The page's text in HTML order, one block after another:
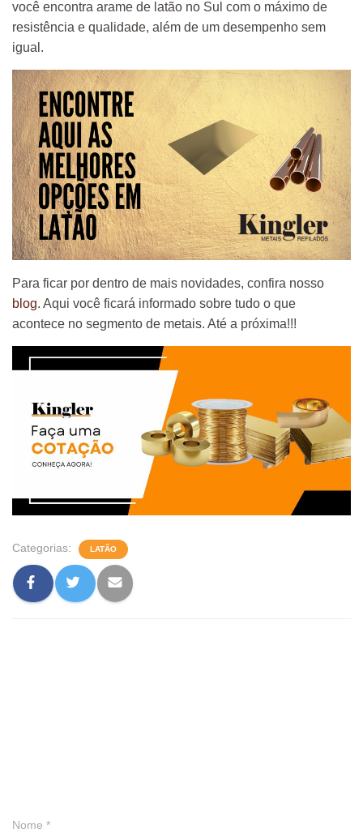
você encontra arame de latão no Sul com o máximo de
resistência e qualidade, além de um desempenho sem
igual.
Para ficar por dentro de mais novidades, confira nosso
blog. Aqui você ficará informado sobre tudo o que
acontece no segmento de metais. Até a próxima!!!
Categorias: LATÃO
Nome *